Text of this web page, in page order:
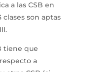
a las CSB en
clases son aptas
tiene que
a